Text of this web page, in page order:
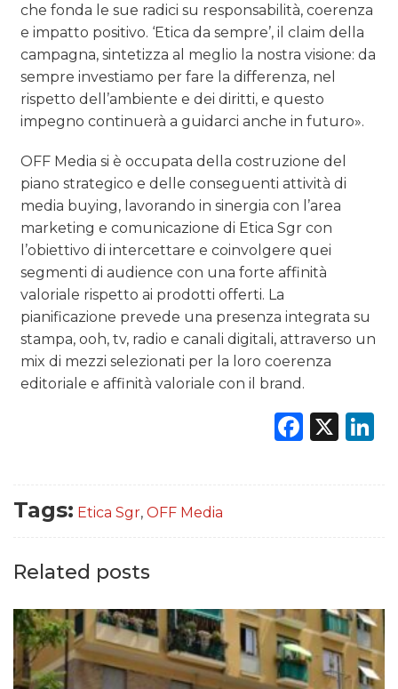
che fonda le sue radici su responsabilità, coerenza
e impatto positivo. ‘Etica da sempre’, il claim della
campagna, sintetizza al meglio la nostra visione: da
sempre investiamo per fare la differenza, nel
rispetto dell’ambiente e dei diritti, e questo
impegno continuerà a guidarci anche in futuro».
OFF Media si è occupata della costruzione del
piano strategico e delle conseguenti attività di
media buying, lavorando in sinergia con l’area
marketing e comunicazione di Etica Sgr con
l’obiettivo di intercettare e coinvolgere quei
segmenti di audience con una forte affinità
valoriale rispetto ai prodotti offerti. La
pianificazione prevede una presenza integrata su
stampa, ooh, tv, radio e canali digitali, attraverso un
mix di mezzi selezionati per la loro coerenza
editoriale e affinità valoriale con il brand.
X
Tags: Etica Sgr, OFF Media
Related posts